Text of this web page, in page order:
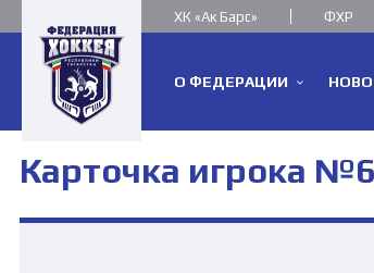
ХК «Ак Барс» ФХР
О ФЕДЕРАЦИИ
Карточка игрока